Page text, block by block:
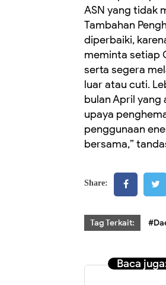
ASN yang tidak
Tambahan
diperbaiki,
meminta setiap
serta segera
luar atau cuti.
bulan April yang
upaya
penggunaan
bersama,”
Share:
Tag Terkait:
Baca